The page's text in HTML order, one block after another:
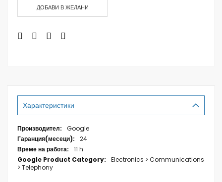
ДОБАВИ В ЖЕЛАНИ
Характеристики
Характеристики
Google
24
11 h
Electronics > Communications
> Telephony